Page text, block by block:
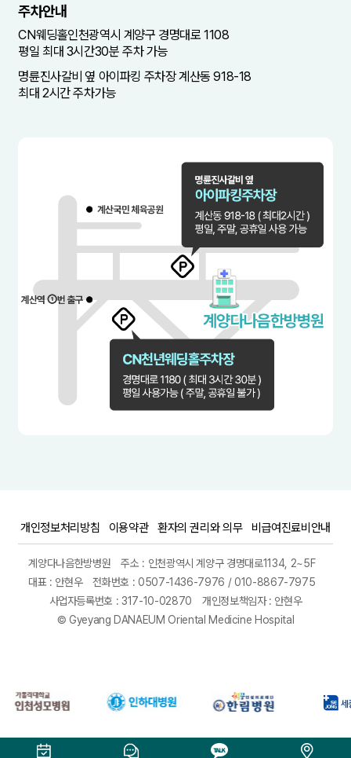
주차안내
CN웨딩홀인천광역시 계양구 경명대로 1108
평일 최대 3시간30분 주차 가능
명륜진사갈비 옆 아이파킹 주차장 계산동 918-18
최대 2시간 주차가능
개인정보처리방침 이용약관 환자의 권리와 의무 비급여진료비안내
계양다나음한방병원
주소 : 인천광역시 계양구 경명대로1134, 2~5F
대표 : 안현우
전화번호 : 0507-1436-7976 / 010-8867-7975
사업자등록번호 : 317-10-02870
개인정보책임자 : 안현우
© Gyeyang DANAEUM Oriental Medicine Hospital